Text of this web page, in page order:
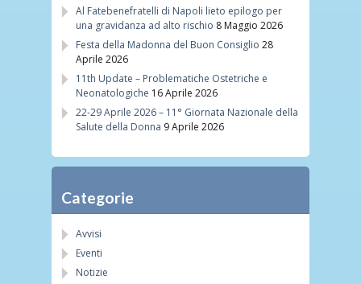
Al Fatebenefratelli di Napoli lieto epilogo per
una gravidanza ad alto rischio 8 Maggio 2026
Festa della Madonna del Buon Consiglio 28
Aprile 2026
11th Update – Problematiche Ostetriche e
Neonatologiche 16 Aprile 2026
22-29 Aprile 2026 – 11° Giornata Nazionale della
Salute della Donna 9 Aprile 2026
Categorie
Avvisi
Eventi
Notizie